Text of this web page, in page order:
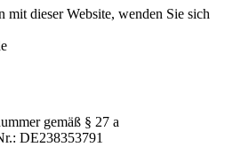
mit dieser Website, wenden Sie sich
gemäß § 27 a
DE238353791